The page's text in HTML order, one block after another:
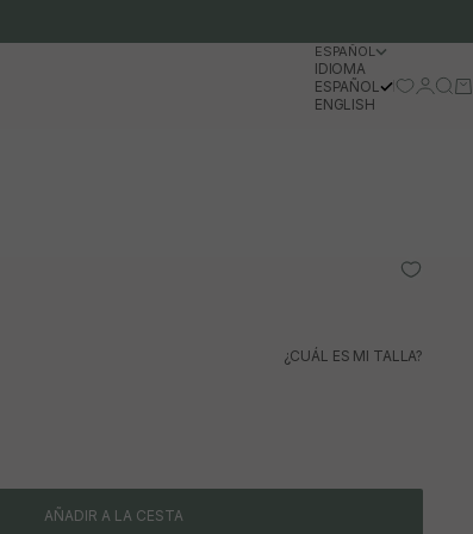
ESPAÑOL
IDIOMA
ESPAÑOL
ENGLISH
Iniciar
¿CUÁL ES MI TALLA?
AÑADIR A LA CESTA